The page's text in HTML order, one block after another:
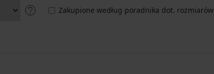
Zakupione według poradnika dot. rozmiarów